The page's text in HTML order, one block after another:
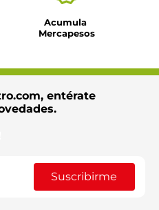
Acumula
Mercapesos
entérate
Suscribirme